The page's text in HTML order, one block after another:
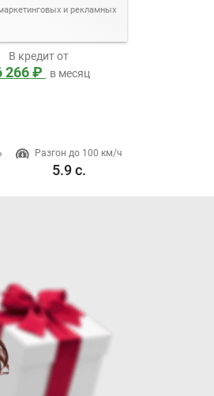
и рекламных
В кредит от
266 ₽ в месяц
Разгон до 100 км/ч
5.9 с.